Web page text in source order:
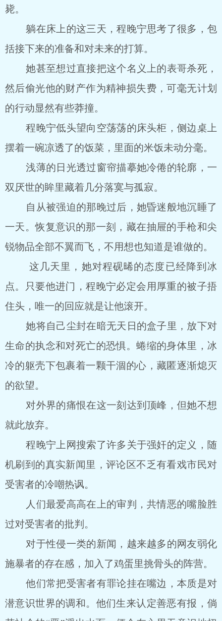
毙。
躺在床上的这三天，程晚宁思考了很多，包
括接下来的准备和对未来的打算。
她甚至想过直接把这个名义上的表哥杀死，
然后偷光他的财产作为精神损失费，可毫无计划
的行动显然有些莽撞。
程晚宁低头望向空荡荡的床头柜，侧边桌上
摆着一碗凉透了的饭菜，里面的米饭未动分毫。
浅薄的日光透过窗帘描摹她冷倦的轮廓，一
双厌世的眸里藏着几分落寞与孤寂。
自从被强迫的那晚过后，她昏迷般地沉睡了
一天。恢复意识的那一刻，藏在抽屉的手枪和尖
锐物品全部不翼而飞，不用想也知道是谁做的。
这几天里，她对程砚晞的态度已经降到冰
点。只要他进门，程晚宁必定会用厚重的被子捂
住头，唯一的回应就是让他滚开。
她将自己尘封在暗无天日的盒子里，放下对
生命的执念和对死亡的恐惧。蜷缩的身体里，冰
冷的躯壳下包裹着一颗干涸的心，藏匿逐渐熄灭
的欲望。
对外界的痛恨在这一刻达到顶峰，但她不想
就此放弃。
程晚宁上网搜索了许多关于强奸的定义，随
机刷到的真实新闻里，评论区不乏有看戏市民对
受害者的冷嘲热讽。
人们最爱高高在上的审判，共情恶的嘴脸胜
过对受害者的批判。
对于性侵一类的新闻，越来越多的网友弱化
施暴者的存在感，加入了鸡蛋里挑骨头的阵营。
他们常把受害者有罪论挂在嘴边，本质是对
潜意识世界的调和。他们生来认定善恶有报，倘